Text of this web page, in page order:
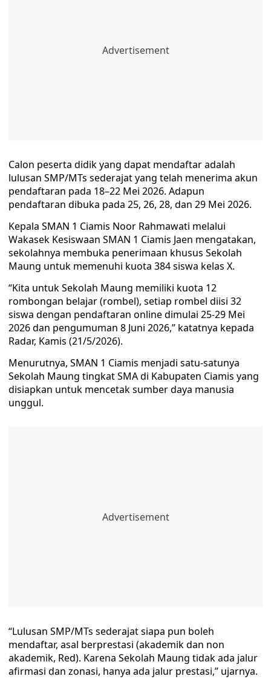
Calon peserta didik yang dapat mendaftar adalah
lulusan SMP/MTs sederajat yang telah menerima akun
pendaftaran pada 18–22 Mei 2026. Adapun
pendaftaran dibuka pada 25, 26, 28, dan 29 Mei 2026.
Kepala SMAN 1 Ciamis Noor Rahmawati melalui
Wakasek Kesiswaan SMAN 1 Ciamis Jaen mengatakan,
sekolahnya membuka penerimaan khusus Sekolah
Maung untuk memenuhi kuota 384 siswa kelas X.
“Kita untuk Sekolah Maung memiliki kuota 12
rombongan belajar (rombel), setiap rombel diisi 32
siswa dengan pendaftaran online dimulai 25-29 Mei
2026 dan pengumuman 8 Juni 2026,” katatnya kepada
Radar, Kamis (21/5/2026).
Menurutnya, SMAN 1 Ciamis menjadi satu-satunya
Sekolah Maung tingkat SMA di Kabupaten Ciamis yang
disiapkan untuk mencetak sumber daya manusia
unggul.
“Lulusan SMP/MTs sederajat siapa pun boleh
mendaftar, asal berprestasi (akademik dan non
akademik, Red). Karena Sekolah Maung tidak ada jalur
afirmasi dan zonasi, hanya ada jalur prestasi,” ujarnya.